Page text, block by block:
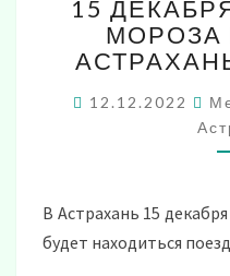
15
МОРОЗА
12.12.2022
В Астрахань 15
будет находиться